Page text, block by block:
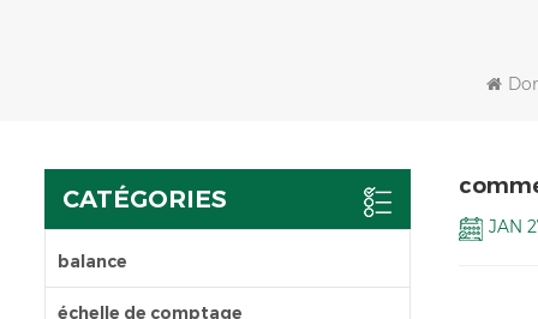
CATÉGORIES
balance
échelle de comptage
JAN